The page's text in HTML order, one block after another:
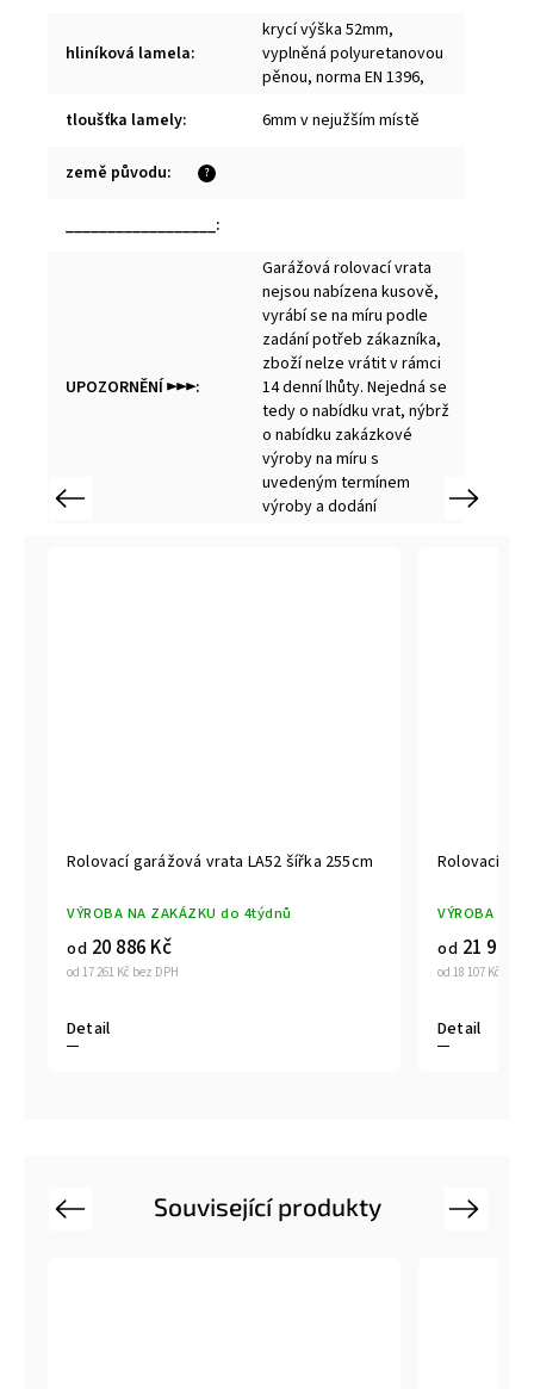
hliníková lamela:
krycí výška 52mm,
vyplněná polyuretanovou
pěnou, norma EN 1396,
tloušťka lamely: 6mm v nejužším místě
?
země původu:
:
UPOZORNĚNÍ ►►►:
Garážová rolovací vrata
nejsou nabízena kusově,
vyrábí se na míru podle
zadání potřeb zákazníka,
zboží nelze vrátit v rámci
14 denní lhůty. Nejedná se
tedy o nabídku vrat, nýbrž
o nabídku zakázkové
výroby na míru s
uvedeným termínem
výroby a dodání
Související produkty
Previous Next
Previous
Rolovací garážová vrata LA52 šířka 255cm
VÝROBA NA ZAKÁZKU do 4týdnů
od 17 261 Kč bez DPH
od 20 886 Kč
Detail
Rolovací
VÝROBA NA
od 18 107 Kč bez
od 21 909
Detail
Next